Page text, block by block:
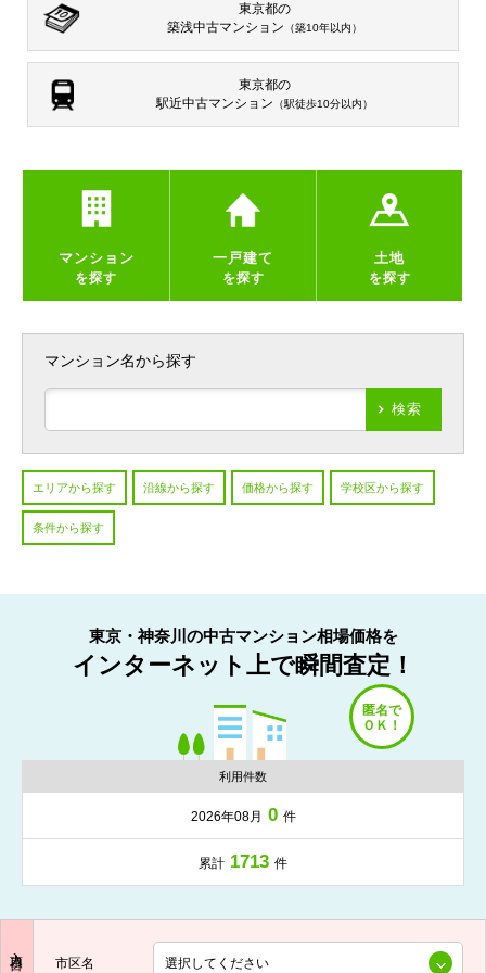
東京都の
築浅中古マンション （築10年以内）
東京都の
駅近中古マンション （駅徒歩10分以内）
マンション
を探す
一戸建て
を探す
土地
を探す
マンション名から探す
検索
エリアから探す 沿線から探す 価格から探す 学校区から探す
条件から探す
東京・神奈川の中古マンション相場価格を
インターネット上で瞬間査定！
利用件数
2026年08月 0 件
累計 1713 件
市区名